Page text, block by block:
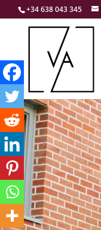
+34 638 043 345